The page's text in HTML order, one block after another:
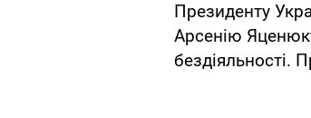
Президенту
Арсенію
бездіяльності.